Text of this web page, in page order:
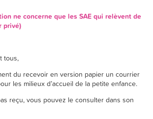
ne concerne que les SAE qui relèvent de
privé)
tous,
du recevoir en version papier un courrier
les milieux d’accueil de la petite enfance.
reçu, vous pouvez le consulter dans son